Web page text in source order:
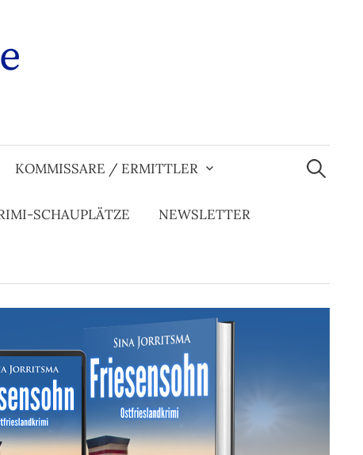
KOMMISSARE / ERMITTLER
SCHAUPLÄTZE NEWSLETTER
Suchen
nach: